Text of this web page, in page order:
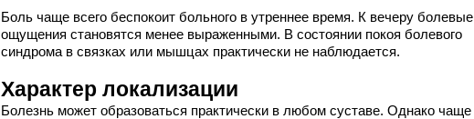
Боль чаще всего беспокоит больного в утреннее время. К вечеру болевые
ощущения становятся менее выраженными. В состоянии покоя болевого
синдрома в связках или мышцах практически не наблюдается.
Характер локализации
Болезнь может образоваться практически в любом суставе. Однако чаще